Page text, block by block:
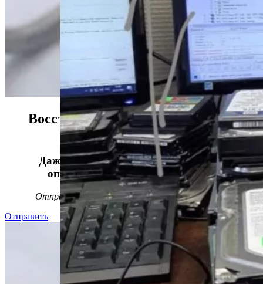
Восстанавливаем данные в 98%
случаев!
Даже, если носитель информации не
определяется, стучит или пищит.
Отправьте заявку набесплатнуюдиагностику
Отправить